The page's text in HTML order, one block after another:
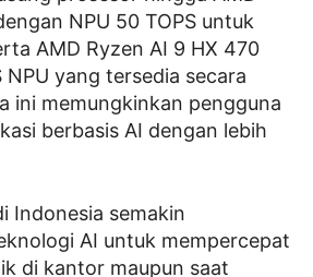
NPU 50 TOPS untuk
AMD Ryzen AI 9 HX 470
NPU yang tersedia secara
ini memungkinkan pengguna
berbasis AI dengan lebih
Indonesia semakin
AI untuk mempercepat
di kantor maupun saat